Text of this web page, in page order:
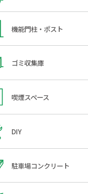
機能門柱・ポスト
ゴミ収集庫
喫煙スペース
DIY
駐車場コンクリート